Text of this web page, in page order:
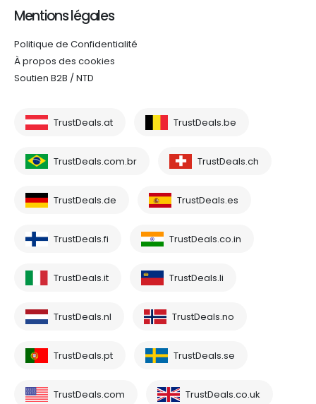
Mentions légales
Politique de Confidentialité
À propos des cookies
Soutien B2B / NTD
TrustDeals.at TrustDeals.be
TrustDeals.com.br TrustDeals.ch
TrustDeals.de TrustDeals.es
TrustDeals.fi TrustDeals.co.in
TrustDeals.it TrustDeals.li
TrustDeals.nl TrustDeals.no
TrustDeals.pt TrustDeals.se
TrustDeals.com TrustDeals.co.uk